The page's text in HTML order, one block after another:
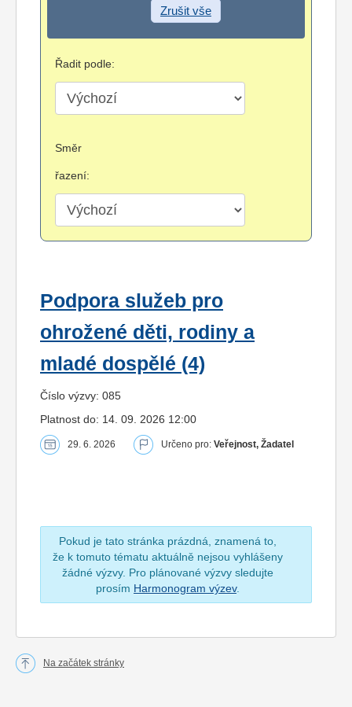
Zrušit vše
Řadit podle:
Směr
řazení:
Podpora služeb pro
ohrožené děti, rodiny a
mladé dospělé (4)
Číslo výzvy: 085
Platnost do: 14. 09. 2026 12:00
29. 6. 2026 Určeno pro: Veřejnost, Žadatel
Pokud je tato stránka prázdná, znamená to,
že k tomuto tématu aktuálně nejsou vyhlášeny
žádné výzvy. Pro plánované výzvy sledujte
prosím Harmonogram výzev.
Na začátek stránky